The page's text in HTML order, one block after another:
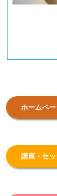
ホームペ
講座・セ